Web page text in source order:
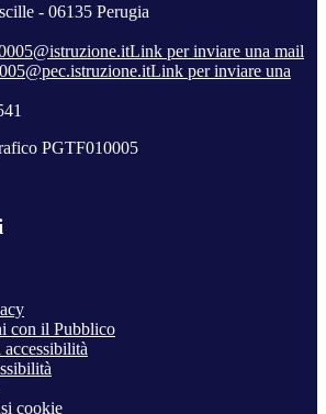
- 06135 Perugia
Link per inviare una mail
Link per inviare una
PGTF010005
con il Pubblico
cookie